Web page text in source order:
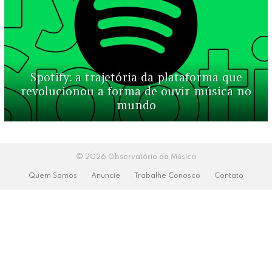
Spotify: a trajetória da plataforma que
revolucionou a forma de ouvir música no
mundo
© 2026 Observatório da Música
Quem Somos Anuncie Trabalhe Conosco Contato